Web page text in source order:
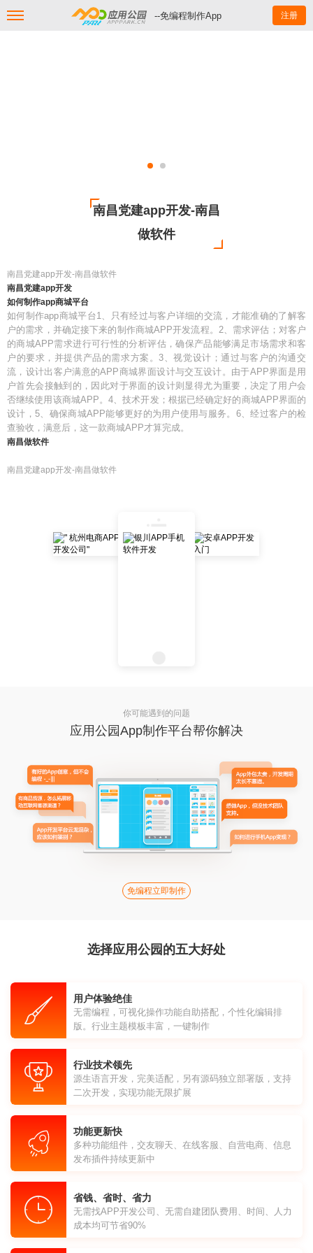
--免编程制作App 注册
南昌党建app开发-南昌
做软件
南昌党建app开发-南昌做软件
南昌党建app开发
如何制作app商城平台
如何制作app商城平台1、只有经过与客户详细的交流，才能准确的了解客
户的需求，并确定接下来的制作商城APP开发流程。2、需求评估；对客户
的商城APP需求进行可行性的分析评估，确保产品能够满足市场需求和客
户的要求，并提供产品的需求方案。3、视觉设计；通过与客户的沟通交
流，设计出客户满意的APP商城界面设计与交互设计。由于APP界面是用
户首先会接触到的，因此对于界面的设计则显得尤为重要，决定了用户会
否继续使用该商城APP。4、技术开发；根据已经确定好的商城APP界面的
设计，5、确保商城APP能够更好的为用户使用与服务。6、经过客户的检
查验收，满意后，这一款商城APP才算完成。
南昌做软件
南昌党建app开发-南昌做软件
你可能遇到的问题
应用公园App制作平台帮你解决
免编程立即制作
选择应用公园的五大好处
用户体验绝佳
无需编程，可视化操作功能自助搭配，个性化编辑排
版。行业主题模板丰富，一键制作
行业技术领先
源生语言开发，完美适配，另有源码独立部署版，支持
二次开发，实现功能无限扩展
功能更新快
多种功能组件，交友聊天、在线客服、自营电商、信息
发布插件持续更新中
省钱、省时、省力
无需找APP开发公司、无需自建团队费用、时间、人力
成本均可节省90%